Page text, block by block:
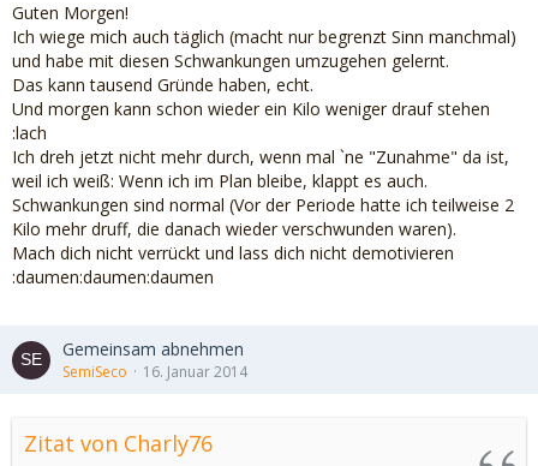
Guten Morgen!
Ich wiege mich auch täglich (macht nur begrenzt Sinn manchmal)
und habe mit diesen Schwankungen umzugehen gelernt.
Das kann tausend Gründe haben, echt.
Und morgen kann schon wieder ein Kilo weniger drauf stehen
:lach
Ich dreh jetzt nicht mehr durch, wenn mal `ne "Zunahme" da ist,
weil ich weiß: Wenn ich im Plan bleibe, klappt es auch.
Schwankungen sind normal (Vor der Periode hatte ich teilweise 2
Kilo mehr druff, die danach wieder verschwunden waren).
Mach dich nicht verrückt und lass dich nicht demotivieren
:daumen:daumen:daumen
Gemeinsam abnehmen
SemiSeco 16. Januar 2014
Zitat von Charly76